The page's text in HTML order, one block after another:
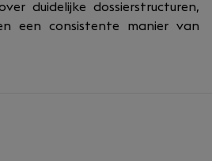
duidelijke dossierstructuren,
een consistente manier van